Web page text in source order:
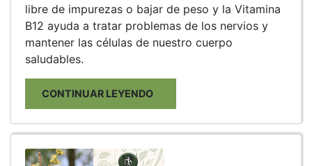
libre de impurezas o bajar de peso y la Vitamina
B12 ayuda a tratar problemas de los nervios y
mantener las células de nuestro cuerpo
saludables.
CONTINUAR LEYENDO